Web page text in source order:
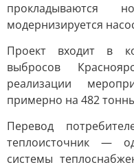
прокладываются
модернизируется
Проект входит в
выбросов
реализации
примерно на 482
Перевод
теплоисточник —
системы